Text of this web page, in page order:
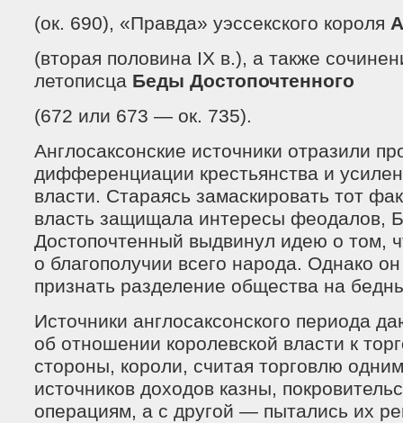
(ок. 690), «Правда» уэссекского короля
(вторая половина IX в.), а также
летописца Беды Достопочтенного
(672 или 673 — ок. 735).
Англосаксонские источники отразили
дифференциации крестьянства и
власти. Стараясь замаскировать тот
власть защищала интересы феодалов,
Достопочтенный выдвинул идею о том,
о благополучии всего народа. Однако
признать разделение общества на
Источники англосаксонского периода
об отношении королевской власти к
стороны, короли, считая торговлю
источников доходов казны,
операциям, а с другой — пытались их